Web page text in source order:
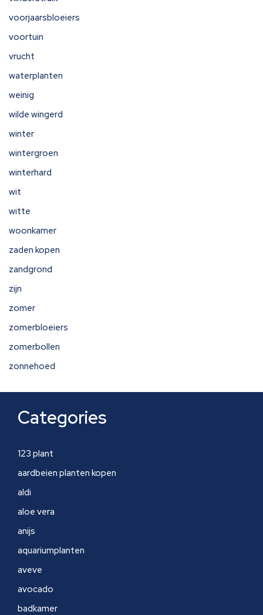
voorjaarsbloeiers
voortuin
vrucht
waterplanten
weinig
wilde wingerd
winter
wintergroen
winterhard
wit
witte
woonkamer
zaden kopen
zandgrond
zijn
zomer
zomerbloeiers
zomerbollen
zonnehoed
Categories
123 plant
aardbeien planten kopen
aldi
aloe vera
anijs
aquariumplanten
aveve
avocado
badkamer